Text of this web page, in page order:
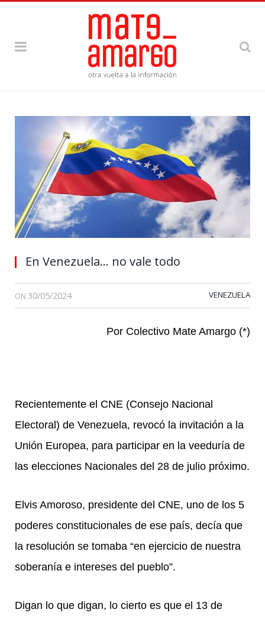
En Venezuela… no vale todo
ON 30/05/2024 VENEZUELA
Por Colectivo Mate Amargo (*)
Recientemente el CNE (Consejo Nacional
Electoral) de Venezuela, revocó la invitación a la
Unión Europea, para participar en la veeduría de
las elecciones Nacionales del 28 de julio próximo.
Elvis Amoroso, presidente del CNE, uno de los 5
poderes constitucionales de ese país, decía que
la resolución se tomaba “en ejercicio de nuestra
soberanía e intereses del pueblo”.
Digan lo que digan, lo cierto es que el 13 de